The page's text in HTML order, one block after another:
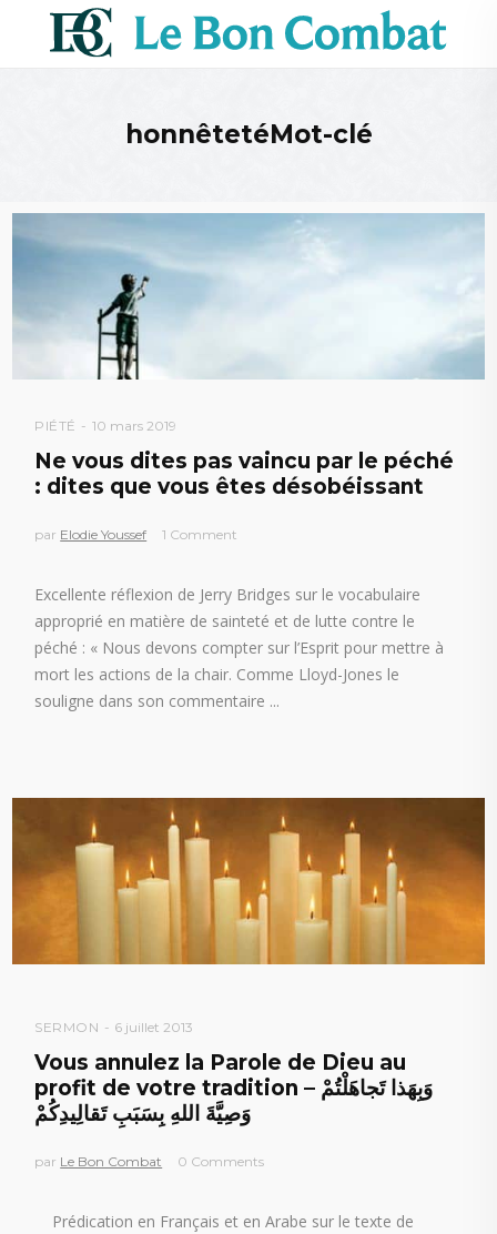
honnêtetéMot-clé
PIÉTÉ 10 mars 2019
Ne vous dites pas vaincu par le péché
: dites que vous êtes désobéissant
par Elodie Youssef 1 Comment
Excellente réflexion de Jerry Bridges sur le vocabulaire
approprié en matière de sainteté et de lutte contre le
péché : « Nous devons compter sur l’Esprit pour mettre à
mort les actions de la chair. Comme Lloyd-Jones le
souligne dans son commentaire
SERMON 6 juillet 2013
Vous annulez la Parole de Dieu au
profit de votre tradition – وَبِهَذا تَجاهَلْتُمْ
وَصِيَّةَ اللهِ بِسَبَبِ تَقالِيدِكُمْ
par Le Bon Combat 0 Comments
Prédication en Français et en Arabe sur le texte de